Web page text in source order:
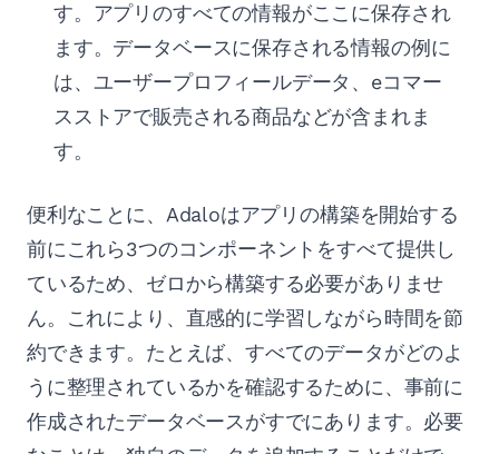
す。アプリのすべての情報がここに保存され
ます。データベースに保存される情報の例に
は、ユーザープロフィールデータ、eコマー
スストアで販売される商品などが含まれま
す。
便利なことに、Adaloはアプリの構築を開始する
前にこれら3つのコンポーネントをすべて提供し
ているため、ゼロから構築する必要がありませ
ん。これにより、直感的に学習しながら時間を節
約できます。たとえば、すべてのデータがどのよ
うに整理されているかを確認するために、事前に
作成されたデータベースがすでにあります。必要